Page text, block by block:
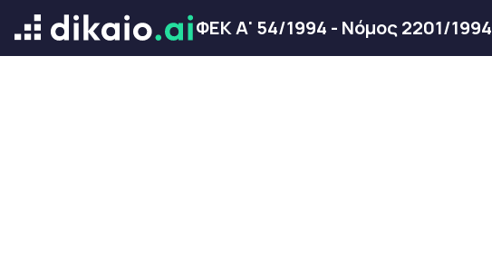
ΦΕΚ Α' 54/1994 - Νόμος 2201/1994